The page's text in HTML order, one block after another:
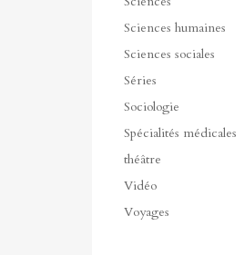
Sciences humaines
Sciences sociales
Séries
Sociologie
Spécialités médicales
théâtre
Vidéo
Voyages